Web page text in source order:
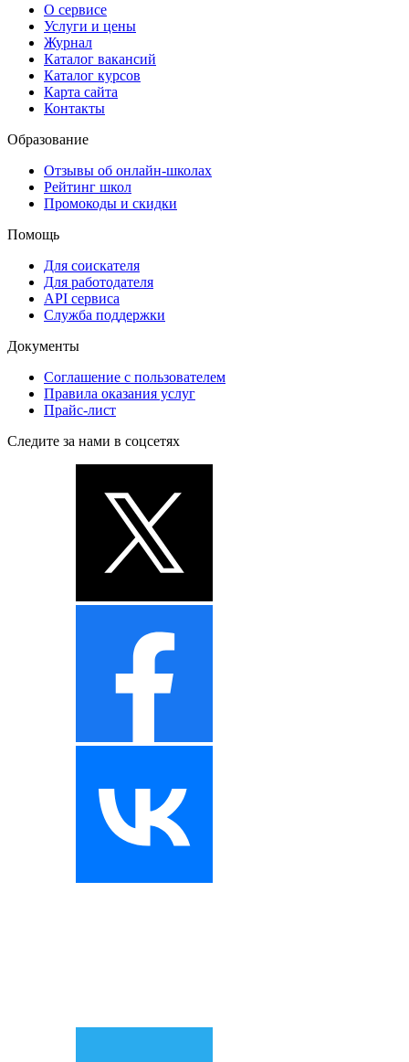
О сервисе
Услуги и цены
Журнал
Каталог вакансий
Каталог курсов
Карта сайта
Контакты
Образование
Отзывы об онлайн-школах
Рейтинг школ
Промокоды и скидки
Помощь
Для соискателя
Для работодателя
API сервиса
Служба поддержки
Документы
Соглашение с пользователем
Правила оказания услуг
Прайс-лист
Следите за нами в соцсетях